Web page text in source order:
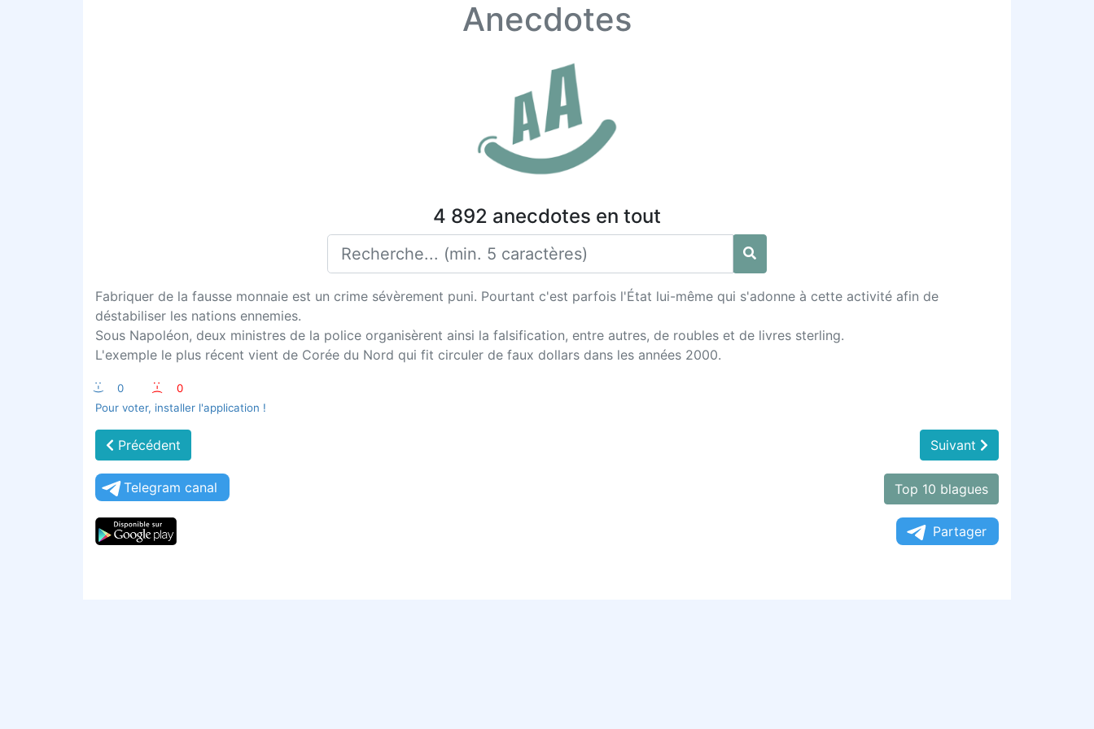
Anecdotes
4 892 anecdotes en tout
Fabriquer de la fausse monnaie est un crime sévèrement puni. Pourtant c'est parfois l'État lui-même qui s'adonne à cette activité afin de
déstabiliser les nations ennemies.
Sous Napoléon, deux ministres de la police organisèrent ainsi la falsification, entre autres, de roubles et de livres sterling.
L'exemple le plus récent vient de Corée du Nord qui fit circuler de faux dollars dans les années 2000.
:-) 0 :-(
0
Pour voter, installer l'application !
Précédent Suivant
Telegram canal Top 10 blagues
Partager